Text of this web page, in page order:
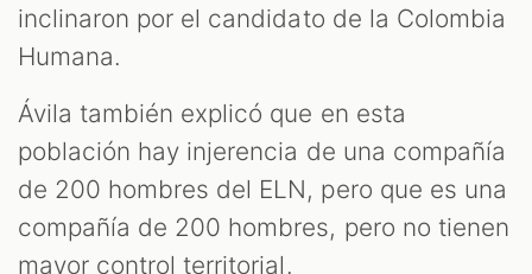
inclinaron por el candidato de la Colombia
Humana.
Ávila también explicó que en esta
población hay injerencia de una compañía
de 200 hombres del ELN, pero que es una
compañía de 200 hombres, pero no tienen
mayor control territorial.